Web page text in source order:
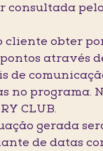
consultada
cliente obter
através
de
no programa.
CLUB.
gerada
de datas